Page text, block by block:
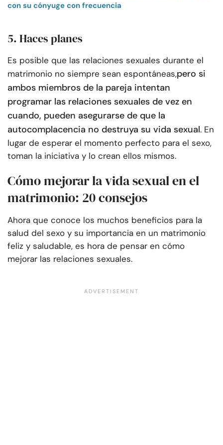
con su cónyuge con frecuencia
5. Haces planes
Es posible que las relaciones sexuales durante el
matrimonio no siempre sean espontáneas,pero si
ambos miembros de la pareja intentan
programar las relaciones sexuales de vez en
cuando, pueden asegurarse de que la
autocomplacencia no destruya su vida sexual. En
lugar de esperar el momento perfecto para el sexo,
toman la iniciativa y lo crean ellos mismos.
Cómo mejorar la vida sexual en el
matrimonio: 20 consejos
Ahora que conoce los muchos beneficios para la
salud del sexo y su importancia en un matrimonio
feliz y saludable, es hora de pensar en cómo
mejorar las relaciones sexuales.